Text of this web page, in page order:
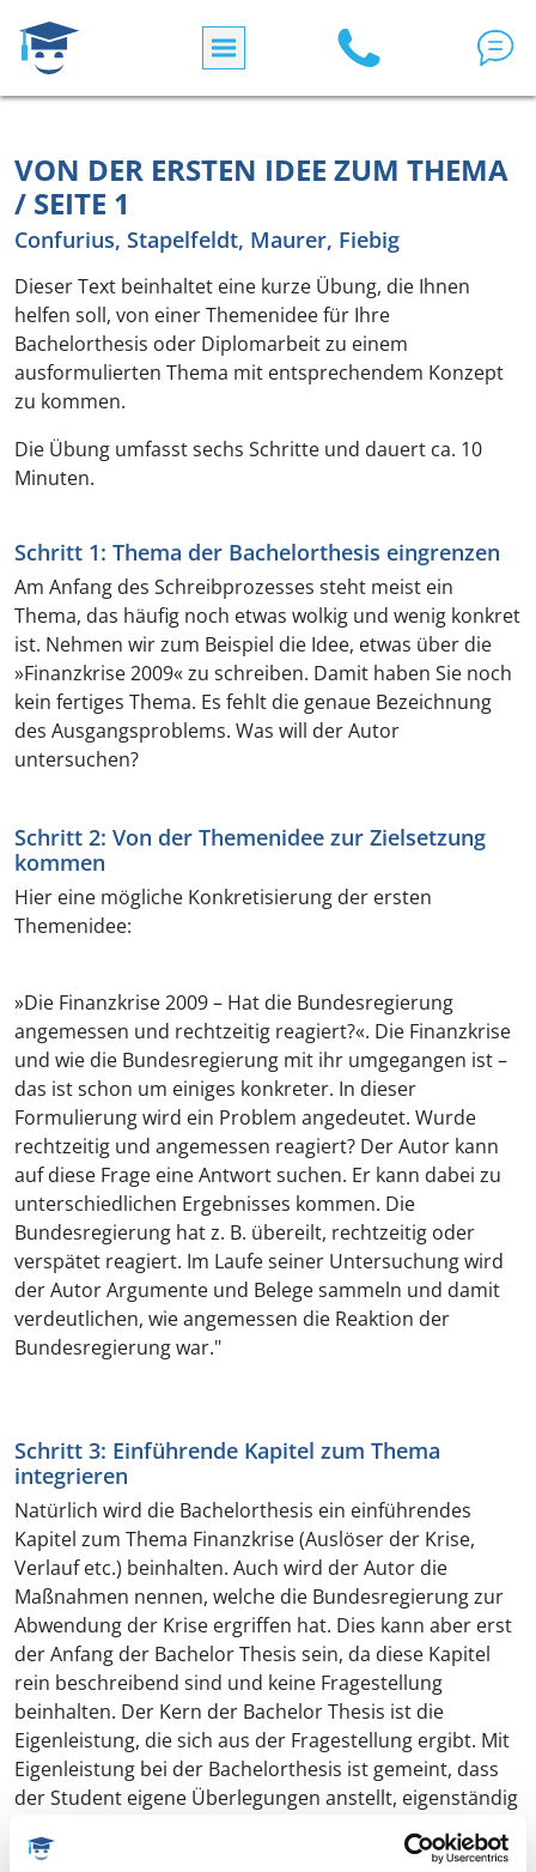
VON DER ERSTEN IDEE ZUM THEMA
/ SEITE 1
Confurius, Stapelfeldt, Maurer, Fiebig
Dieser Text beinhaltet eine kurze Übung, die Ihnen
helfen soll, von einer Themenidee für Ihre
Bachelorthesis oder Diplomarbeit zu einem
ausformulierten Thema mit entsprechendem Konzept
zu kommen.
Die Übung umfasst sechs Schritte und dauert ca. 10
Minuten.
Schritt 1: Thema der Bachelorthesis eingrenzen
Am Anfang des Schreibprozesses steht meist ein
Thema, das häufig noch etwas wolkig und wenig konkret
ist. Nehmen wir zum Beispiel die Idee, etwas über die
»Finanzkrise 2009« zu schreiben. Damit haben Sie noch
kein fertiges Thema. Es fehlt die genaue Bezeichnung
des Ausgangsproblems. Was will der Autor
untersuchen?
Schritt 2: Von der Themenidee zur Zielsetzung
kommen
Hier eine mögliche Konkretisierung der ersten
Themenidee:
»Die Finanzkrise 2009 – Hat die Bundesregierung
angemessen und rechtzeitig reagiert?«. Die Finanzkrise
und wie die Bundesregierung mit ihr umgegangen ist –
das ist schon um einiges konkreter. In dieser
Formulierung wird ein Problem angedeutet. Wurde
rechtzeitig und angemessen reagiert? Der Autor kann
auf diese Frage eine Antwort suchen. Er kann dabei zu
unterschiedlichen Ergebnisses kommen. Die
Bundesregierung hat z. B. übereilt, rechtzeitig oder
verspätet reagiert. Im Laufe seiner Untersuchung wird
der Autor Argumente und Belege sammeln und damit
verdeutlichen, wie angemessen die Reaktion der
Bundesregierung war."
Schritt 3: Einführende Kapitel zum Thema
integrieren
Natürlich wird die Bachelorthesis ein einführendes
Kapitel zum Thema Finanzkrise (Auslöser der Krise,
Verlauf etc.) beinhalten. Auch wird der Autor die
Maßnahmen nennen, welche die Bundesregierung zur
Abwendung der Krise ergriffen hat. Dies kann aber erst
der Anfang der Bachelor Thesis sein, da diese Kapitel
rein beschreibend sind und keine Fragestellung
beinhalten. Der Kern der Bachelor Thesis ist die
Eigenleistung, die sich aus der Fragestellung ergibt. Mit
Eigenleistung bei der Bachelorthesis ist gemeint, dass
der Student eigene Überlegungen anstellt, eigenständig
argumentiert und nicht nur aus der Literatur
allgemeine Sachverhalte wiedergibt.